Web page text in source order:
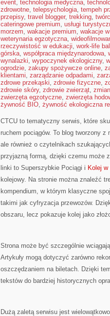
event, technologia medyczna,
zdrowotne, telepsychologia, tempeh
przepisy, travel blogger, trekking,
cateringowe premium, usługi
morzem, wakacje premium, wakacje
weterynaria egzotyczna,
rzeczywistość w edukacji, work-life
górska, współpraca międzynarodowa,
wynalazki, wypoczynek ekologiczny,
ogrodzie, zakupy spożywcze online,
klientami, zarządzanie odpadami,
zdrowe przekąski, zdrowie fizyczne,
zdrowie skóry, zdrowie zwierząt,
zwierzęta egzotyczne, zwierzęta
żywność BIO, żywność ekologiczna
CTCU to tematyczny serwis, które
ruchem pociągów. To blog tworzony
ale również o czytelnikach
przyjazną formą, dzięki czemu może
linki to Superszybkie Pociągi i Kolej w
kolejowy. Na stronie można znaleźć
kompendium, w którym klasyczne
takimi jak cyfryzacja przewozów.
obszaru, lecz pokazuje kolej jako
Strona może być szczególnie
Artykuły mogą dotyczyć zarówno
oszczędzaniem na biletach. Dzięki
tekstów do bardziej historycznych
Dużą zaletą serwisu jest